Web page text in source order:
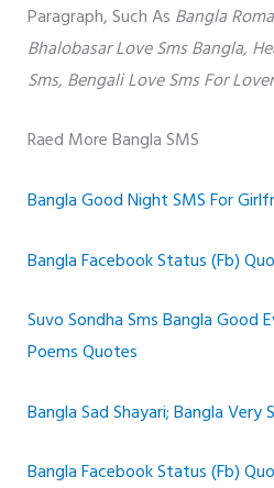
Paragraph, Such As Bangla
Bhalobasar Love Sms Bangla,
Sms, Bengali Love Sms For
Raed More Bangla SMS
Bangla Good Night SMS For
Bangla Facebook Status (Fb)
Suvo Sondha Sms Bangla Good
Poems Quotes
Bangla Sad Shayari; Bangla Very
Bangla Facebook Status (Fb)